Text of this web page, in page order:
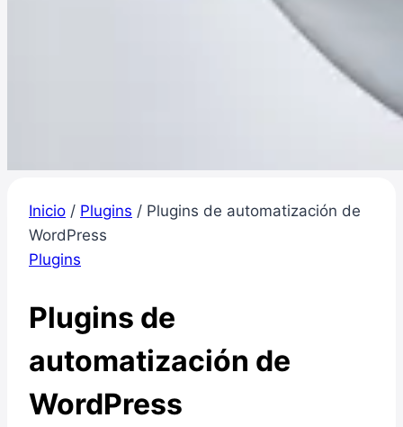
Inicio / Plugins / Plugins de automatización de
WordPress
Plugins
Plugins de
automatización de
WordPress